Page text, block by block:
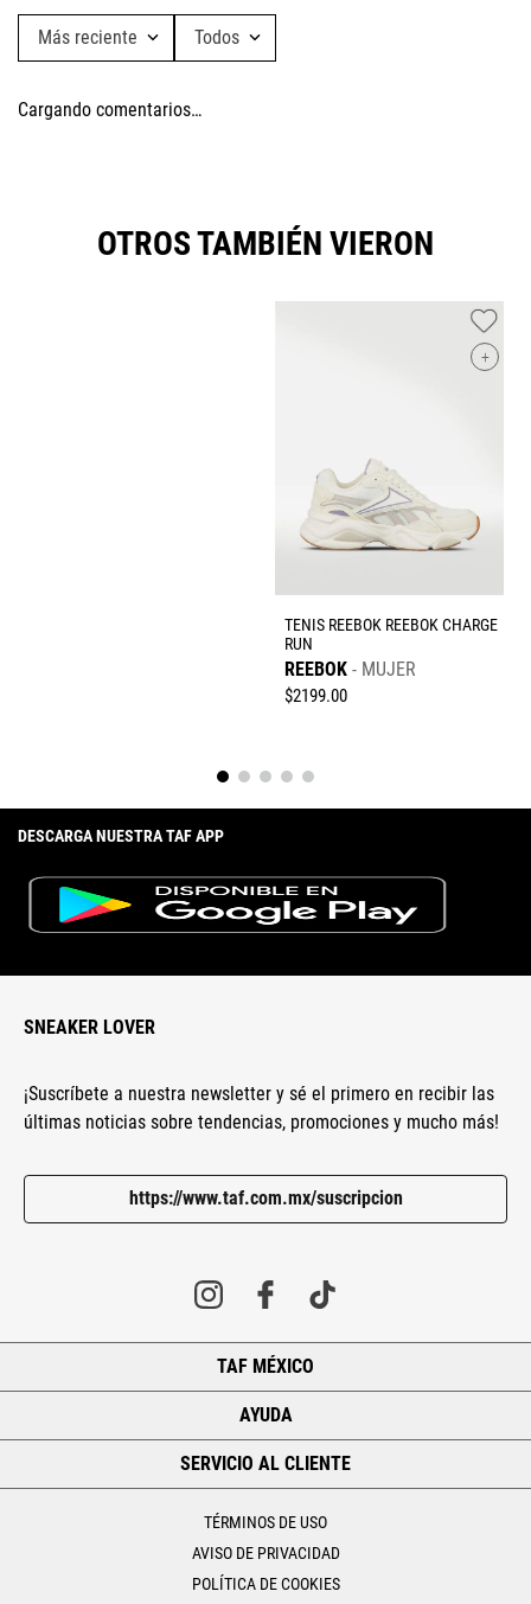
Más reciente Todos
Cargando comentarios…
OTROS TAMBIÉN VIERON
+
TENIS REEBOK REEBOK CHARGE
RUN
REEBOK MUJER
$2199.00
DESCARGA NUESTRA TAF APP
SNEAKER LOVER
¡Suscríbete a nuestra newsletter y sé el primero en recibir las
últimas noticias sobre tendencias, promociones y mucho más!
https://www.taf.com.mx/suscripcion
TAF MÉXICO
AYUDA
SERVICIO AL CLIENTE
TÉRMINOS DE USO
AVISO DE PRIVACIDAD
POLÍTICA DE COOKIES